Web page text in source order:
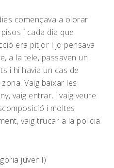
començava a olorar
i cada dia que
era pitjor i jo pensava
a la tele, passaven un
i hi havia un cas de
Vaig baixar les
vaig entrar, i vaig veure
i moltes
vaig trucar a la policia
juvenil)